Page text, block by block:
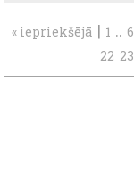
« iepriekšējā | 1 .. 6
22 23